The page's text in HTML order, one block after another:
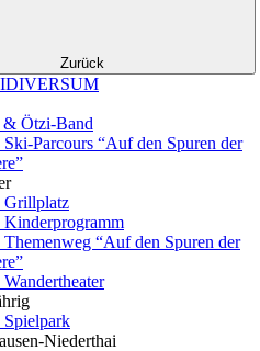
Zurück
Ötzi-Band
Parcours “Auf den Spuren der
“Auf den Spuren der
Niederthai